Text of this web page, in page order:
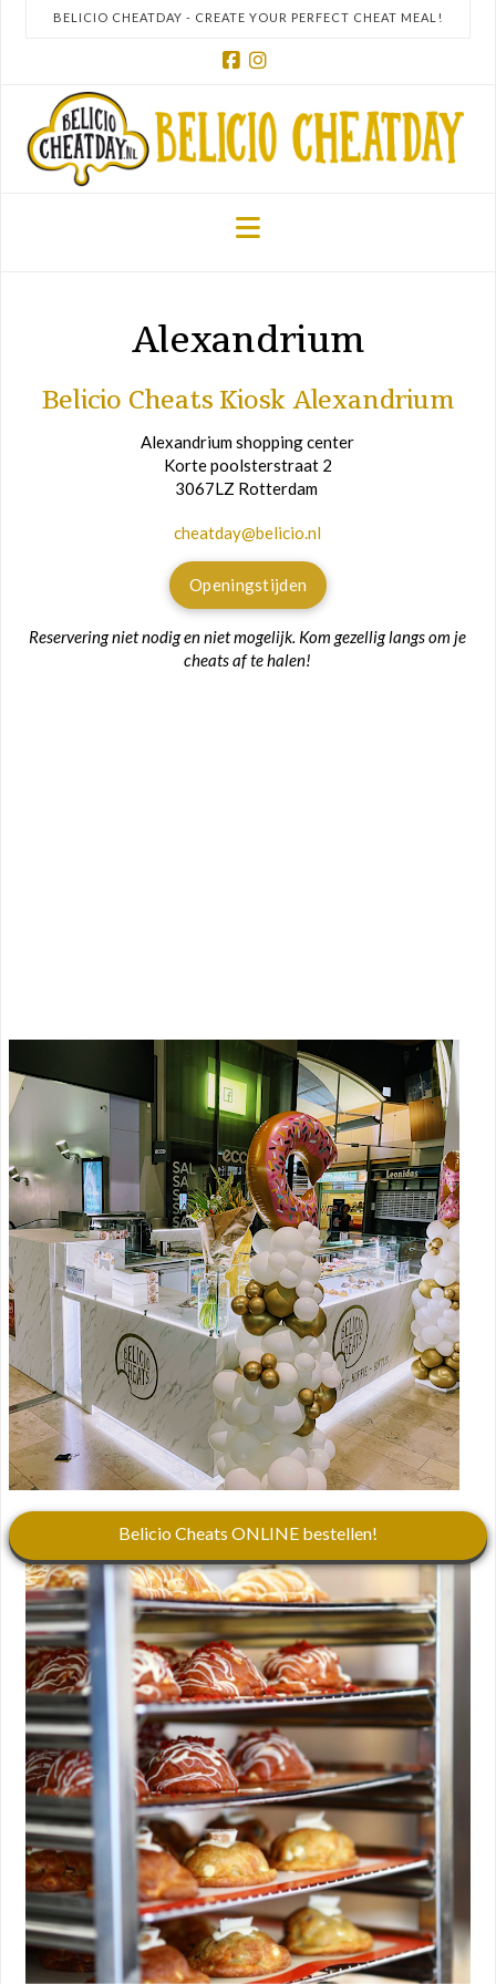
BELICIO CHEATDAY - CREATE YOUR PERFECT CHEAT MEAL!
Navigation
Alexandrium
Belicio Cheats Kiosk Alexandrium
Alexandrium shopping center
Korte poolsterstraat 2
3067LZ Rotterdam
cheatday@belicio.nl
Openingstijden
Reservering niet nodig en niet mogelijk. Kom gezellig langs om je
cheats af te halen!
Belicio Cheats ONLINE bestellen!